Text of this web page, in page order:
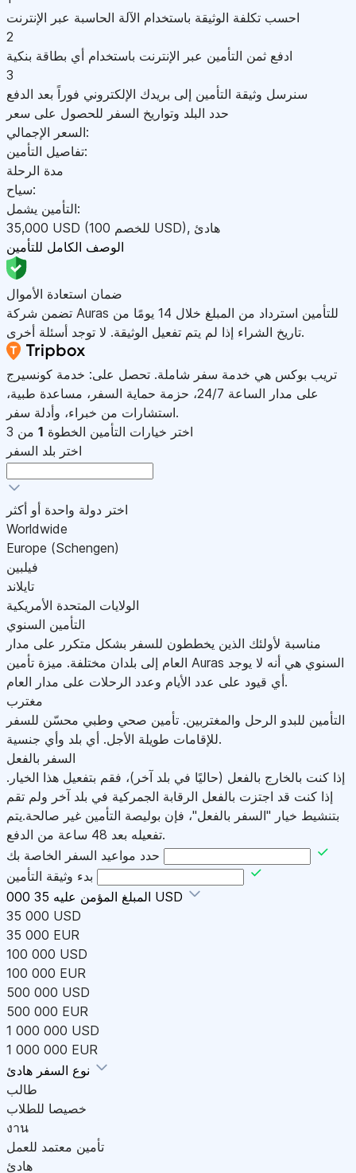
احسب تكلفة الوثيقة باستخدام الآلة الحاسبة عبر الإنترنت
2
ادفع ثمن التأمين عبر الإنترنت باستخدام أي بطاقة بنكية
3
سنرسل وثيقة التأمين إلى بريدك الإلكتروني فوراً بعد الدفع
حدد البلد وتواريخ السفر للحصول على سعر
السعر الإجمالي:
تفاصيل التأمين:
مدة الرحلة
سياح:
التأمين يشمل:
35,000 USD USD), هادئ
الوصف الكامل للتأمين
ضمان استعادة الأموال
تضمن شركة Auras للتأمين استرداد من المبلغ خلال 14 يومًا من
تاريخ الشراء إذا لم يتم تفعيل الوثيقة. لا توجد أسئلة أخرى.
تريب بوكس هي خدمة سفر شاملة. تحصل على: خدمة كونسيرج
على مدار الساعة 24/7، حزمة حماية السفر، مساعدة طبية،
استشارات من خبراء، وأدلة سفر.
اختر خيارات التأمين الخطوة 1 من 3
اختر بلد السفر
اختر دولة واحدة أو أكثر
Worldwide
Europe (Schengen)
فيلبين
تايلاند
الولايات المتحدة الأمريكية
التأمين السنوي
مناسبة لأولئك الذين يخططون للسفر بشكل متكرر على مدار
العام إلى بلدان مختلفة. ميزة تأمين Auras السنوي هي أنه لا يوجد
أي قيود على عدد الأيام وعدد الرحلات على مدار العام.
مغترب
التأمين للبدو الرحل والمغتربين. تأمين صحي وطبي محسّن للسفر
للإقامات طويلة الأجل. أي بلد وأي جنسية.
السفر بالفعل
إذا كنت بالخارج بالفعل (حاليًا في بلد آخر)، فقم بتفعيل هذا الخيار.
إذا كنت قد اجتزت بالفعل الرقابة الجمركية في بلد آخر ولم تقم
بتنشيط خيار "السفر بالفعل"، فإن بوليصة التأمين غير صالحة.يتم
تفعيله بعد 48 ساعة من الدفع.
حدد مواعيد السفر الخاصة بك
بدء وثيقة التأمين
المبلغ المؤمن عليه 35 000 USD
35 000 USD
35 000 EUR
100 000 USD
100 000 EUR
500 000 USD
500 000 EUR
1 000 000 USD
1 000 000 EUR
نوع السفر
طالب
خصيصا للطلاب
งาน
تأمين معتمد للعمل
هادئ